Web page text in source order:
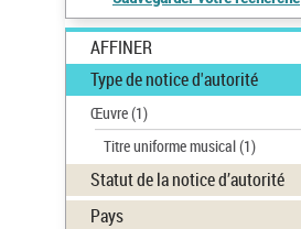
AFFINER
Type de notice d'autorité
Œuvre(1)
Titre uniforme musical(1)
Statut de la notice d’autorité
Pays